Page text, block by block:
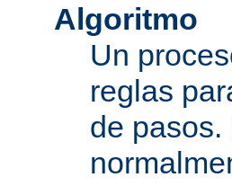
Algoritmo
Un
reglas
de